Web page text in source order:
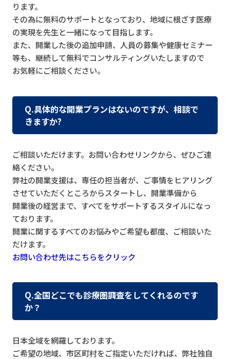
ります。
その為に無料のサポートとなっており、地域に根ざす医療
の実現を先生と一緒になって目指します。
また、開業した後の追加申請、人員の募集や健康セミナー
等も、継続して無料でコンサルティングいたしますので
お気軽にご相談ください。
Q.具体的な開業プランはないのですが、相談で
きますか?
ご相談いただけます。お問い合わせリンクから、ぜひご連
絡ください。
弊社の開業支援は、専任の担当者が、ご事情をヒアリング
させていただくところからスタートし、開業準備から
開業後の経営まで、すべてをサポートするスタイルになっ
ております。
開業に関するすべてのお悩みやご希望も都度、ご相談いた
だけます。
お問い合わせ先はこちらをクリック
Q.全国どこでも診療圏調査をしてくれるのです
か？
日本全域を網羅しております。
ご希望の地域、市区町村をご指定いただければ、弊社独自